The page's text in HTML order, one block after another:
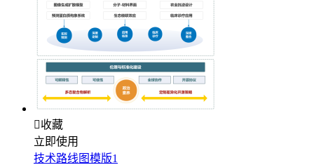
收藏
立即使用
技术路线图模版1